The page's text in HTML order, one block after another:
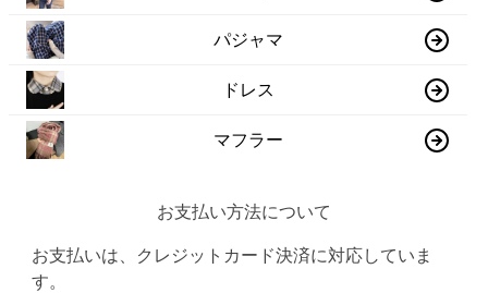
パジャマ
ドレス
マフラー
お支払い方法について
お支払いは、クレジットカード決済に対応していま
す。